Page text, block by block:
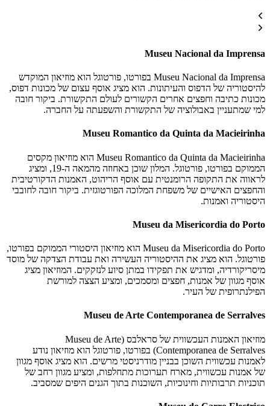
Museu Nacional da Imprensa
Museu Nacional da Imprensa בפורטו, פורטוגל הוא מוזיאון המוקדש
להיסטוריה של הדפוס והעיתונות. הוא מציג אוסף עצום של מכונות דפוס,
מכונות כתיבה וחפצים אחרים הקשורים לעולם התקשורת. ביקור חובה
למי שמתעניין באבולוציה של התקשורת והשפעתה על החברה.
Museu Romantico da Quinta da Macieirinha
Museu Romantico da Quinta da Macieirinha הוא מוזיאון מקסים
הממוקם בפורטו, פורטוגל. המלון שוכן באחוזה מהמאה ה-19, ומציג
לראווה את התקופה הרומנטית עם אוסף הריהוט, האמנות הדקורטיבית
והחפצים האישיים של משפחת המלוכה הפורטוגזית. ביקור חובה לחובבי
היסטוריה ואמנות.
Museu da Misericordia do Porto
Museu da Misericordia do Porto הוא מוזיאון היסטורי הממוקם בפורטו,
פורטוגל. הוא מציג את ההיסטוריה העשירה ואת עבודת הצדקה של מוסד
מיסריקורדיה, ומדגיש את תפקידו במתן סיוע לנזקקים. המוזיאון מציג
אוסף מגוון של אמנות, חפצים ומסמכים, ומציע הצצה למורשת
הפילנתרופית של העיר.
Museu de Arte Contemporanea de Serralves
מוזיאון האמנות העכשווית של סראלבס (Museu de Arte
Contemporanea de Serralves) בפורטו, פורטוגל הוא מוזיאון נודע
לאמנות עכשווית השוכן בבניין מודרניסטי מרשים. הוא מציג אוסף מגוון
של אמנות עכשווית, מארח תערוכות מתחלפות, ומציע מגוון רחב של
תוכניות תרבותיות וחינוכיות, השוכנות בתוך הגנים היפים שמסביב.